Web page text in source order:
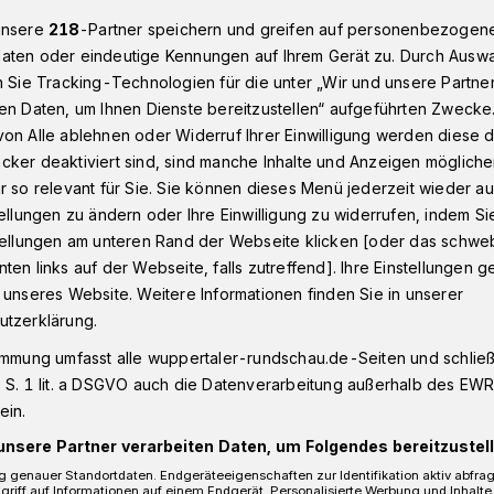
Dreimonate Baustelle am Langerfelder Markt
am
Markt
Stadtwerke (WSW) arbeiten seit
am Langerfelder Markt zwischen der
Odoakerstraße 17 an neuen
218-Partner speichern und greifen auf
oder eindeutige Kennungen auf Ihrem Gerät zu. Durch
Sie Tracking-Technologien für die unter „Wir und unsere
Daten, um Ihnen Dienste bereitzustellen“ aufgeführten
Alle ablehnen oder Widerruf Ihrer Einwilligung werden diese
deaktiviert sind, sind manche Inhalte und Anzeigen
so relevant für Sie. Sie können dieses Menü jederzeit wieder
zu ändern oder Ihre Einwilligung zu widerrufen, indem
am unteren Rand der Webseite klicken [oder das
links auf der Webseite, falls zutreffend]. Ihre Einstellungen
Website. Weitere Informationen finden Sie in unserer
umfasst alle wuppertaler-rundschau.de-Seiten und
1 lit. a DSGVO auch die Datenverarbeitung außerhalb des
Partner verarbeiten Daten, um Folgendes
genauer Standortdaten. Endgeräteeigenschaften zur Identifikation aktiv
auf Informationen auf einem Endgerät. Personalisierte Werbung und